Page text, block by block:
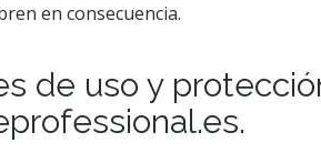
en consecuencia.
de uso y